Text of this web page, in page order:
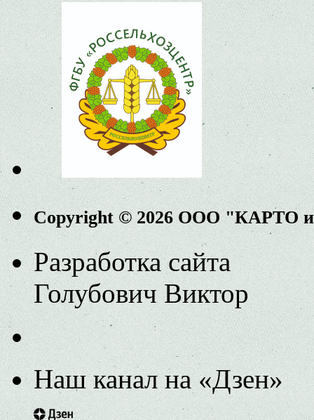
Copyright © 2026 ООО "КАРТО
Разработка сайта
Голубович Виктор
Наш канал на «Дзен»